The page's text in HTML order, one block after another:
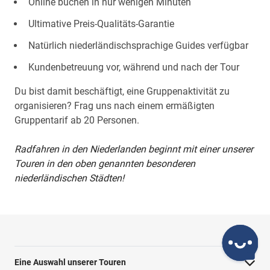
Ultimative Preis-Qualitäts-Garantie
Natürlich niederländischsprachige Guides verfügbar
Kundenbetreuung vor, während und nach der Tour
Du bist damit beschäftigt, eine Gruppenaktivität zu
organisieren? Frag uns nach einem ermäßigten
Gruppentarif ab 20 Personen.
Radfahren in den Niederlanden beginnt mit einer unserer
Touren in den oben genannten besonderen
niederländischen Städten!
Eine Auswahl unserer Touren